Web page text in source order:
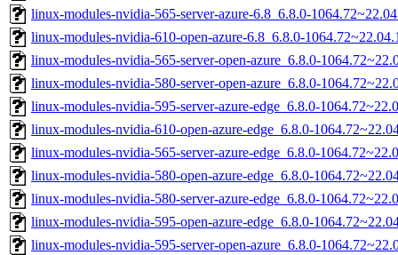
linux-modules-nvidia-565-server-azure-6.8_6.8.0-
linux-modules-nvidia-610-open-azure-6.8_6.8.0-
linux-modules-nvidia-565-server-open-azure_6.8.0-
linux-modules-nvidia-580-server-open-azure_6.8.0-
linux-modules-nvidia-595-server-azure-edge_6.8.0-
linux-modules-nvidia-610-open-azure-edge_6.8.0-
linux-modules-nvidia-565-server-azure-edge_6.8.0-
linux-modules-nvidia-580-open-azure-edge_6.8.0-
linux-modules-nvidia-580-server-azure-edge_6.8.0-
linux-modules-nvidia-595-open-azure-edge_6.8.0-
linux-modules-nvidia-595-server-open-azure_6.8.0-